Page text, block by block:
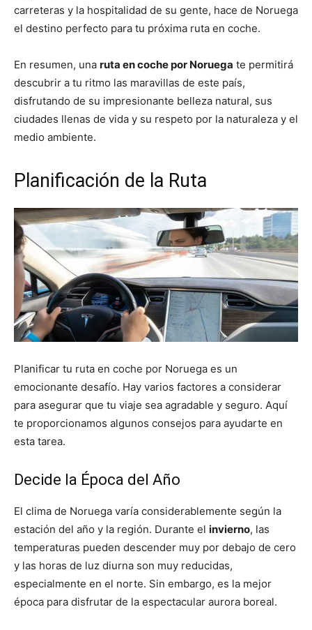
carreteras y la hospitalidad de su gente, hace de Noruega
el destino perfecto para tu próxima ruta en coche.
En resumen, una ruta en coche por Noruega te permitirá
descubrir a tu ritmo las maravillas de este país,
disfrutando de su impresionante belleza natural, sus
ciudades llenas de vida y su respeto por la naturaleza y el
medio ambiente.
Planificación de la Ruta
Planificar tu ruta en coche por Noruega es un
emocionante desafío. Hay varios factores a considerar
para asegurar que tu viaje sea agradable y seguro. Aquí
te proporcionamos algunos consejos para ayudarte en
esta tarea.
Decide la Época del Año
El clima de Noruega varía considerablemente según la
estación del año y la región. Durante el invierno, las
temperaturas pueden descender muy por debajo de cero
y las horas de luz diurna son muy reducidas,
especialmente en el norte. Sin embargo, es la mejor
época para disfrutar de la espectacular aurora boreal.